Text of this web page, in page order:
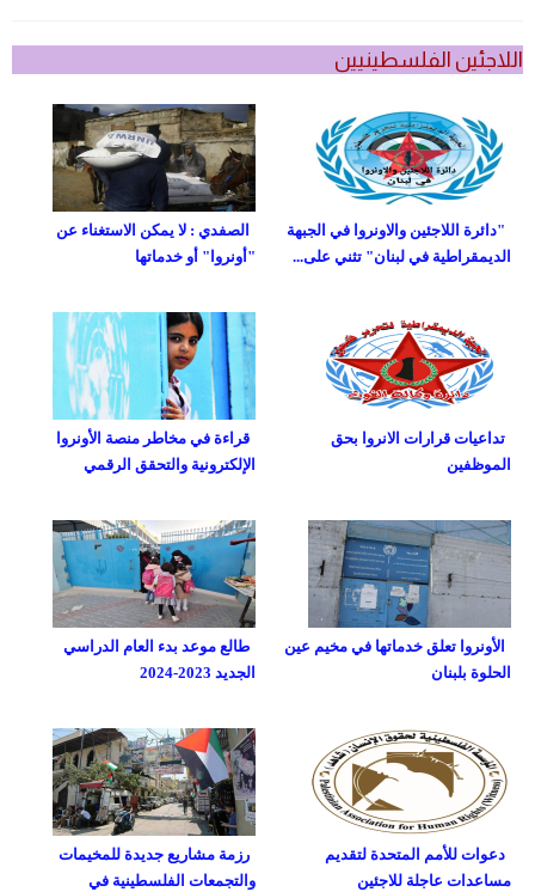
اللاجئين الفلسطينيين
الصفدي : لا يمكن الاستغناء عن
"أونروا" أو خدماتها
"دائرة اللاجئين والاونروا في الجبهة
الديمقراطية في لبنان" تثني على...
قراءة في مخاطر منصة الأونروا
الإلكترونية والتحقق الرقمي
تداعيات قرارات الانروا بحق
الموظفين
طالع موعد بدء العام الدراسي
الجديد 2023-2024
الأونروا تعلق خدماتها في مخيم عين
الحلوة بلبنان
رزمة مشاريع جديدة للمخيمات
والتجمعات الفلسطينية في
دعوات للأمم المتحدة لتقديم
مساعدات عاجلة للاجئين